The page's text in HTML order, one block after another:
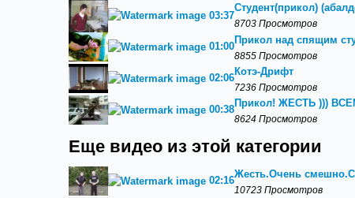
03:37
Студент(прикол)
8703 Просмотров
01:00
Прикол над спящим
8855 Просмотров
02:06
Котэ-Дрифт
7236 Просмотров
00:38
Прикол! ЖЕСТЬ )))
8624 Просмотров
Еще видео из этой категории
02:16
Жесть.Очень
10723 Просмотров